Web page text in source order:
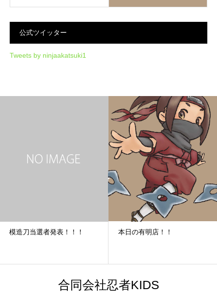
公式ツイッター
Tweets by ninjaakatsuki1
模造刀当選者発表！！！ 本日の有明店！！
合同会社忍者KIDS